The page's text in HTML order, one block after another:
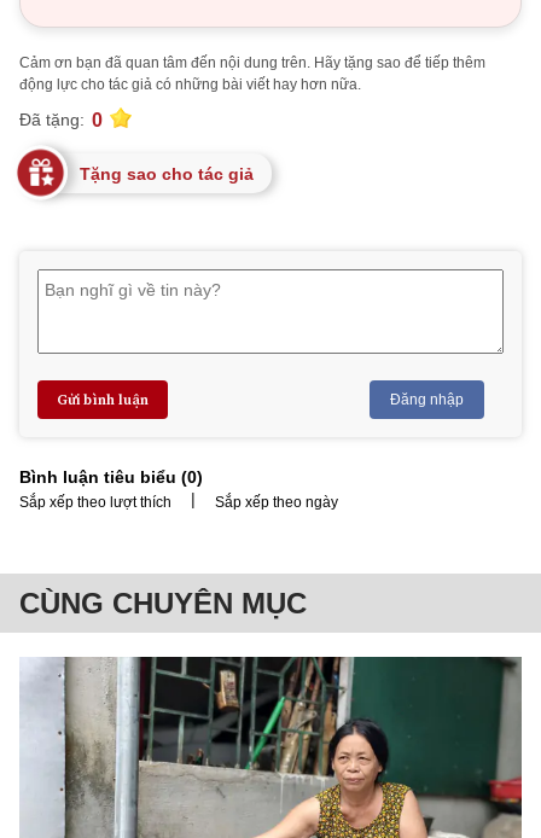
Cảm ơn bạn đã quan tâm đến nội dung trên. Hãy tặng sao để tiếp thêm
động lực cho tác giả có những bài viết hay hơn nữa.
Đã tặng: 0
Tặng sao cho tác giả
Gửi bình luận Đăng nhập
Bình luận tiêu biểu (0)
Sắp xếp theo lượt thích | Sắp xếp theo ngày
CÙNG CHUYÊN MỤC